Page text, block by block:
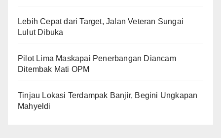
Lebih Cepat dari Target, Jalan Veteran Sungai
Lulut Dibuka
Pilot Lima Maskapai Penerbangan Diancam
Ditembak Mati OPM
Tinjau Lokasi Terdampak Banjir, Begini Ungkapan
Mahyeldi